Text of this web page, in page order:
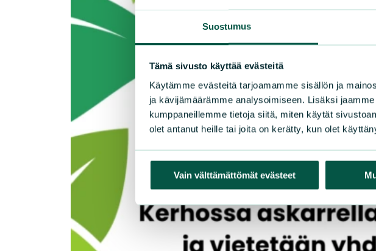
Suostumus
Tämä sivusto käyttää evästeitä
Käytämme evästeitä tarjoamamme sisällön ja
ja kävijämäärämme analysoimiseen. Lisäksi
kumppaneillemme tietoja siitä, miten käytät
olet antanut heille tai joita on kerätty, kun olet
Vain välttämättömät evästeet